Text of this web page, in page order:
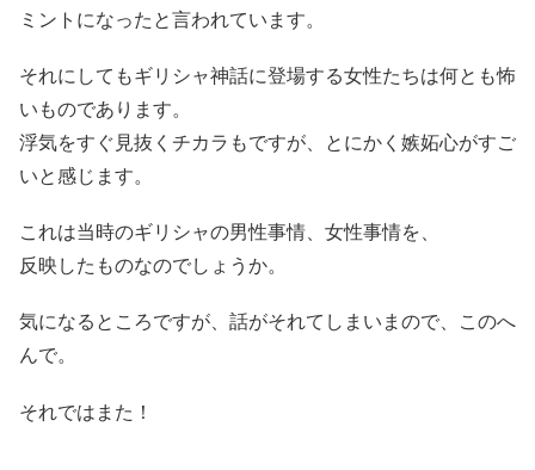
ミントになったと言われています。
それにしてもギリシャ神話に登場する女性たちは何とも怖
いものであります。
浮気をすぐ見抜くチカラもですが、とにかく嫉妬心がすご
いと感じます。
これは当時のギリシャの男性事情、女性事情を、
反映したものなのでしょうか。
気になるところですが、話がそれてしまいまので、このへ
んで。
それではまた！